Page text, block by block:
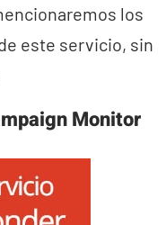
los
este servicio, sin
Monitor